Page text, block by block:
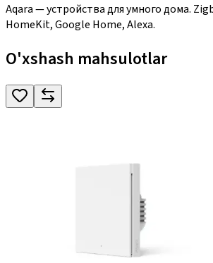
Aqara — устройства для умного дома.
HomeKit, Google Home, Alexa.
O'xshash mahsulotlar